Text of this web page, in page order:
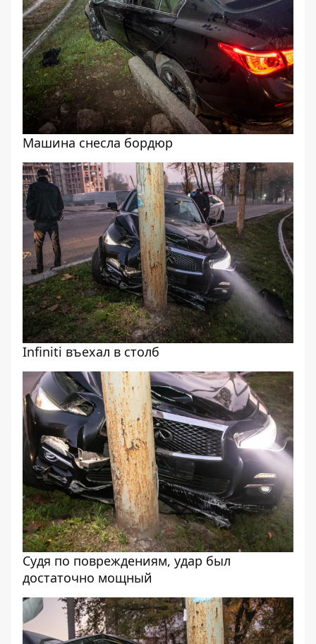
Машина снесла бордюр
Infiniti въехал в столб
Судя по повреждениям, удар был
достаточно мощный